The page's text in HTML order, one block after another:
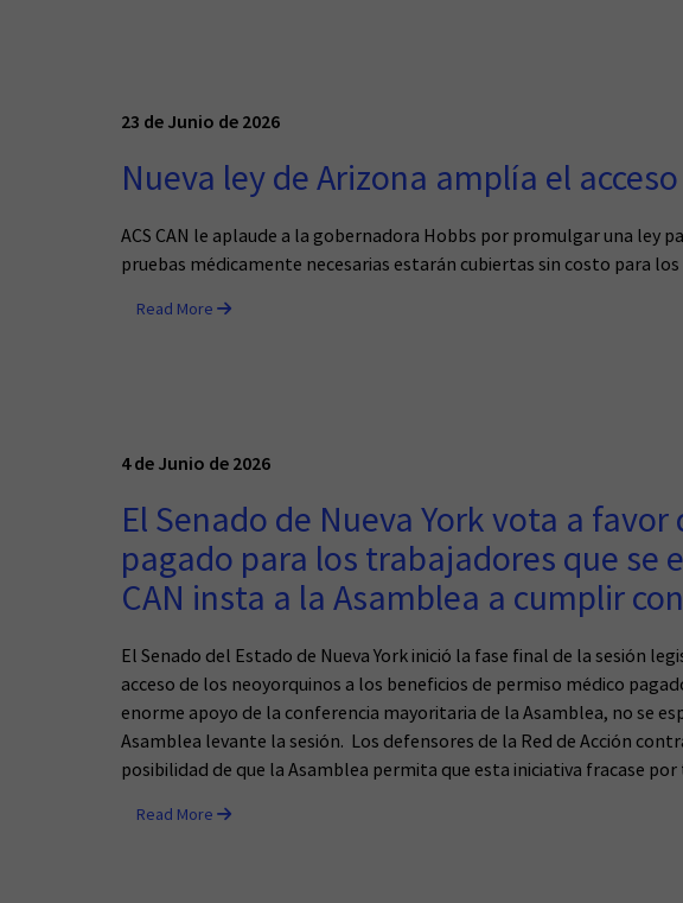
23 de Junio de 2026
Nueva ley de Arizona amplía el
ACS CAN le aplaude a la gobernadora Hobbs por promulgar una ley
pruebas médicamente necesarias estarán cubiertas sin costo para los
Read More
4 de Junio de 2026
El Senado de Nueva York vota a
pagado para los trabajadores que se
CAN insta a la Asamblea a cumplir
El Senado del Estado de Nueva York inició la fase final de la sesión
acceso de los neoyorquinos a los beneficios de permiso médico
enorme apoyo de la conferencia mayoritaria de la Asamblea, no se
Asamblea levante la sesión. Los defensores de la Red de Acción
posibilidad de que la Asamblea permita que esta iniciativa fracase
Read More